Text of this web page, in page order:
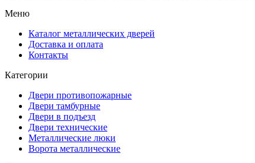
Меню
Каталог металлических дверей
Доставка и оплата
Контакты
Категории
Двери противопожарные
Двери тамбурные
Двери в подъезд
Двери технические
Металлические люки
Ворота металлические